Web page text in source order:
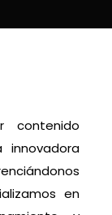
contenido
en